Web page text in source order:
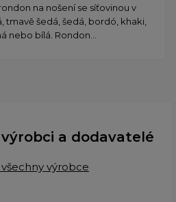
na nošení se síťovinou v
tmavě šedá, šedá, bordó, khaki,
nebo bílá. Rondon...
a dodavatelé
výrobce